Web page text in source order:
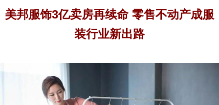
美邦服饰3亿卖房再续命 零售不动产成服
装行业新出路